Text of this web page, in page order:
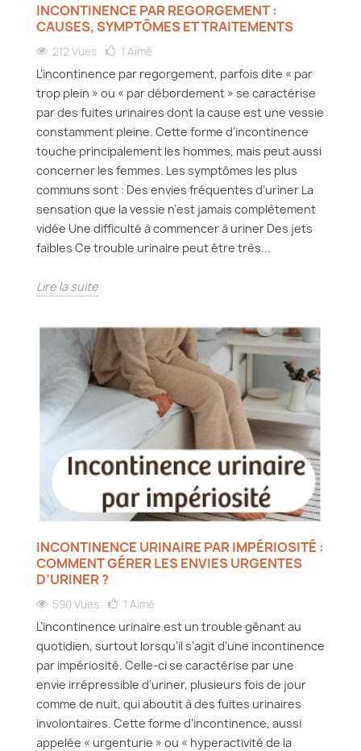
INCONTINENCE PAR REGORGEMENT :
CAUSES, SYMPTÔMES ET TRAITEMENTS
212 Vues 1 Aimé
L’incontinence par regorgement, parfois dite « par
trop plein » ou « par débordement » se caractérise
par des fuites urinaires dont la cause est une vessie
constamment pleine. Cette forme d’incontinence
touche principalement les hommes, mais peut aussi
concerner les femmes. Les symptômes les plus
communs sont : Des envies fréquentes d’uriner La
sensation que la vessie n’est jamais complètement
vidée Une difficulté à commencer à uriner Des jets
faibles Ce trouble urinaire peut être très...
Lire la suite
INCONTINENCE URINAIRE PAR IMPÉRIOSITÉ :
COMMENT GÉRER LES ENVIES URGENTES
D’URINER ?
590 Vues 1 Aimé
L’incontinence urinaire est un trouble gênant au
quotidien, surtout lorsqu’il s’agit d’une incontinence
par impériosité. Celle-ci se caractérise par une
envie irrépressible d’uriner, plusieurs fois de jour
comme de nuit, qui aboutit à des fuites urinaires
involontaires. Cette forme d’incontinence, aussi
appelée « urgenturie » ou « hyperactivité de la